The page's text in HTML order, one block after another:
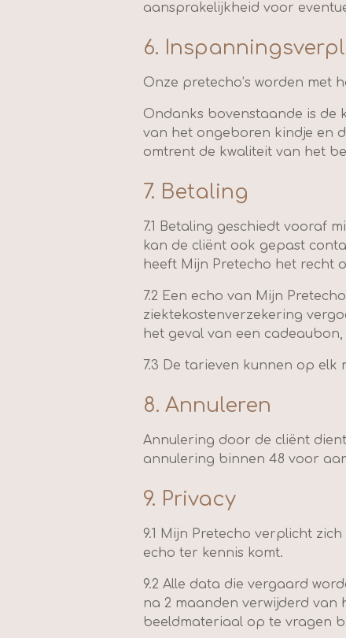
aansprakelijkheid voor
6.
Onze pretecho’s worden met
Ondanks bovenstaande is de
van het ongeboren kindje en
omtrent de kwaliteit van het
7. Betaling
7.1 Betaling geschiedt vooraf
kan de cliënt ook gepast
heeft Mijn Pretecho het recht
7.2 Een echo van Mijn
ziektekostenverzekering
het geval van een
7.3 De tarieven kunnen op
8. Annuleren
Annulering door de cliënt
annulering binnen 48 voor
9. Privacy
9.1 Mijn Pretecho verplicht
echo ter kennis komt.
9.2 Alle data die vergaard
na 2 maanden verwijderd
beeldmateriaal op te vragen